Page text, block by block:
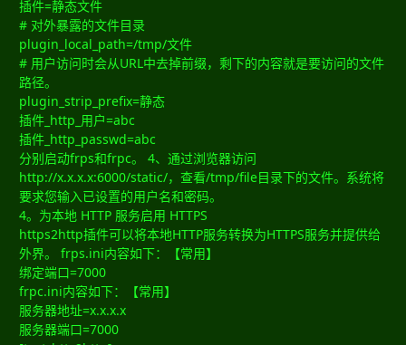
插件=静态文件
# 对外暴露的文件目录
plugin_local_path=/tmp/文件
# 用户访问时会从URL中去掉前缀，剩下的内容就是要访问的文件
路径。
plugin_strip_prefix=静态
插件_http_用户=abc
插件_http_passwd=abc
分别启动frps和frpc。 4、通过浏览器访问
http://x.x.x.x:6000/static/，查看/tmp/file目录下的文件。系统将
要求您输入已设置的用户名和密码。
4。为本地 HTTP 服务启用 HTTPS
https2http插件可以将本地HTTP服务转换为HTTPS服务并提供给
外界。 frps.ini内容如下：【常用】
绑定端口=7000
frpc.ini内容如下：【常用】
服务器地址=x.x.x.x
服务器端口=7000